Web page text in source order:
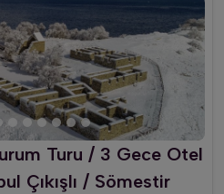
Turu / 3 Gece Otel
Çıkışlı / Sömestir